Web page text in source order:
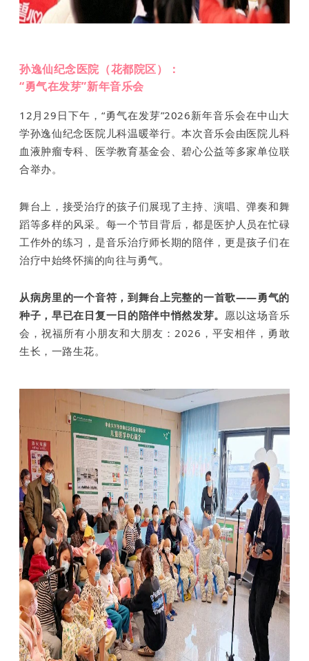
孙逸仙纪念医院（花都院区）：
“勇气在发芽”新年音乐会
12月29日下午，“勇气在发芽”2026新年音乐会在中山大
学孙逸仙纪念医院儿科温暖举行。本次音乐会由医院儿科
血液肿瘤专科、医学教育基金会、碧心公益等多家单位联
合举办。
舞台上，接受治疗的孩子们展现了主持、演唱、弹奏和舞
蹈等多样的风采。每一个节目背后，都是医护人员在忙碌
工作外的练习，是音乐治疗师长期的陪伴，更是孩子们在
治疗中始终怀揣的向往与勇气。
从病房里的一个音符，到舞台上完整的一首歌——勇气的
种子，早已在日复一日的陪伴中悄然发芽。 愿以这场音乐
会，祝福所有小朋友和大朋友：2026，平安相伴，勇 敢
生长，一路生花。